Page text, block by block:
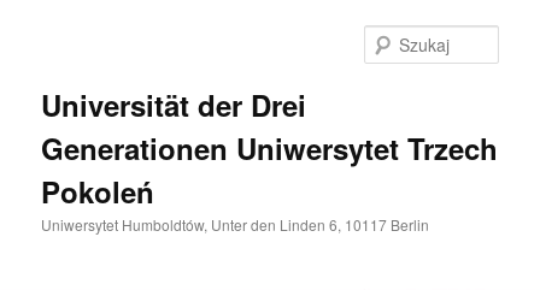
Universität der Drei
Generationen Uniwersytet Trzech
Pokoleń
Uniwersytet Humboldtów, Unter den Linden 6, 10117 Berlin